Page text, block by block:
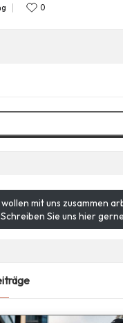
0
wollen mit uns zusammen
Schreiben Sie uns hier